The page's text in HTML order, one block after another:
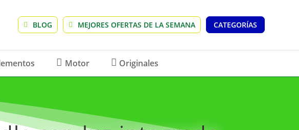
CATEGORÍAS
MEJORES OFERTAS DE LA SEMANA
BLOG
Motor Originales